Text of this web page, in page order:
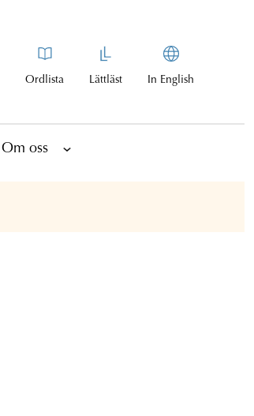
Ordlista Lättläst In English
Om oss